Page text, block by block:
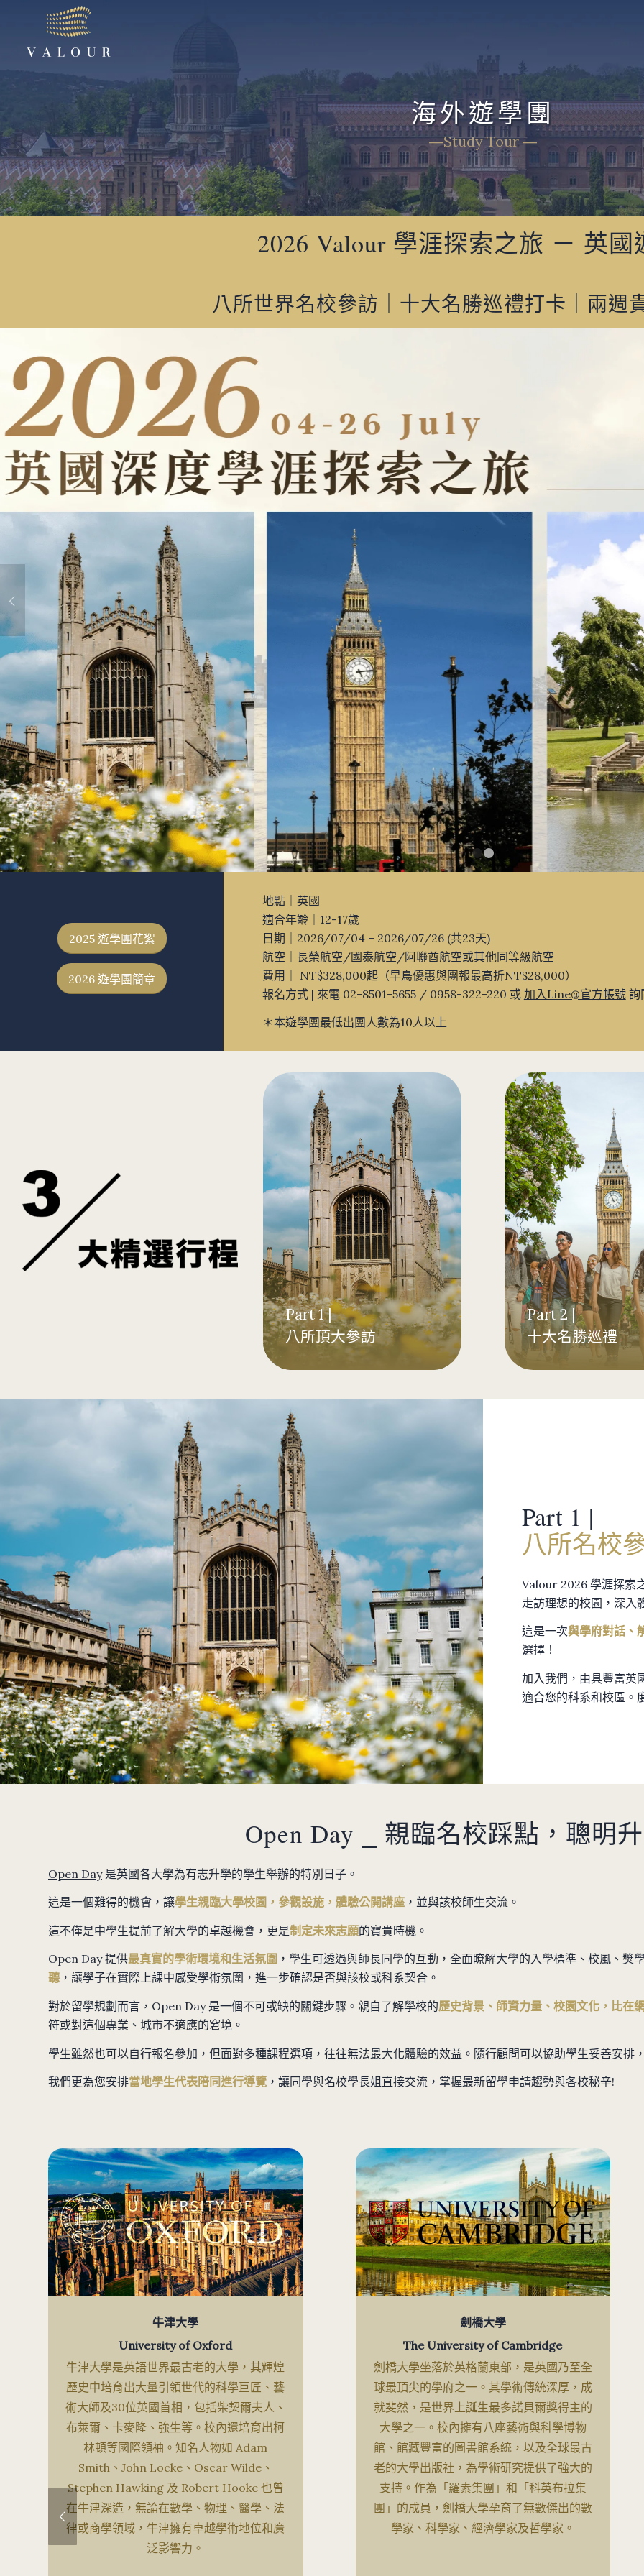
海外遊學團
―Study Tour ―
2026 Valour 學涯探索之旅 － 英國
八所世界名校參訪｜十大名勝巡禮打卡｜兩週
1
2025 遊學團花絮
2026 遊學團簡章
地點｜英國
適合年齡｜12-17歲
日期｜2026/07/04 – 2026/07/26 (共23天)
航空｜長榮航空/國泰航空/阿聯酋航空或其他同等級航空
費用｜ NT$328,000起（早鳥優惠與團報最高折NT$28,000）
報名方式 | 來電 02-8501-5655 / 0958-322-220 或 加入Line@官方帳號詢
＊本遊學團最低出團人數為10人以上
Part 1 |
八所頂大參訪
Part 2 |
十大名勝巡禮
Part 1 |
八所名校
Valour 2026 學涯探索
走訪理想的校園，深入
這是一次與學府對話、
選擇！
加入我們，由具豐富英
適合您的科系和校區。
Open Day ⎯ 親臨名校踩點，聰明
Open Day是英國各大學為有志升學的學生舉辦的特別日子。
這是一個難得的機會，讓學生親臨大學校園，參觀設施，體驗公開講座 ，並與該校師生交流。
這不僅是中學生提前了解大學的卓越機會，更是制定未來志願的寶貴時機。
Open Day 提供最真實的學術環境和生活氛圍 ，學生可透過與師長同學的互動，全面瞭解大學的入學標準、校風、獎
聽 ，讓學子在實際上課中感受學術氛圍，進一步確認是否與該校或科系契合。
對於留學規劃而言，Open Day 是一個不可或缺的關鍵步驟。親自了解學校的歷史背景、師資力量、校園文化， 比在
符或對這個專業、城市不適應的窘境。
學生雖然也可以自行報名參加，但面對多種課程選項，往往無法最大化體驗的效益。隨行顧問可以協助學生妥善安排
我們更為您安排當地學生代表陪同進行導覽 ，讓同學與名校學長姐直接交流，掌握最新留學申請趨勢與各校秘辛!
牛津大學
University of Oxford
牛津大學是英語世界最古老的大學，其輝煌
歷史中培育出大量引領世代的科學巨匠、藝
術大師及30位英國首相，包括柴契爾夫人、
布萊爾、卡麥隆、強生等。校內還培育出柯
林頓等國際領袖。知名人物如 Adam
Smith、John Locke、Oscar Wilde、
Stephen Hawking 及 Robert Hooke 也曾
在牛津深造，無論在數學、物理、醫學、法
律或商學領域，牛津擁有卓越學術地位和廣
泛影響力。
劍橋大學
The University of Cambridge
劍橋大學坐落於英格蘭東部，是英國乃至全
球最頂尖的學府之一。其學術傳統深厚，成
就斐然，是世界上誕生最多諾貝爾獎得主的
大學之一。校內擁有八座藝術與科學博物
館、館藏豐富的圖書館系統，以及全球最古
老的大學出版社，為學術研究提供了強大的
支持。作為「羅素集團」和「科英布拉集
團」的成員，劍橋大學孕育了無數傑出的數
學家、科學家、經濟學家及哲學家。